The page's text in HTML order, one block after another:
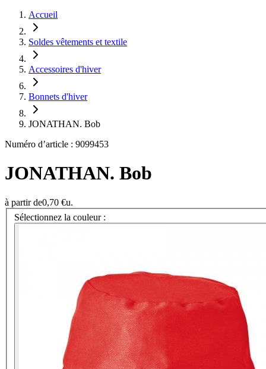
Accueil
Soldes vêtements et textile
Accessoires d'hiver
Bonnets d'hiver
JONATHAN. Bob
Numéro d’article : 9099453
JONATHAN. Bob
à partir de0,70 €u.
Sélectionnez la couleur :